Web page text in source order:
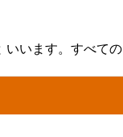
いいます。すべての